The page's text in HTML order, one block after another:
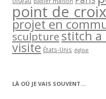
point de croix
projet en
sculpturestitch a
visite États-Unis église
LÀ OÙ JE VAIS SOUVENT…